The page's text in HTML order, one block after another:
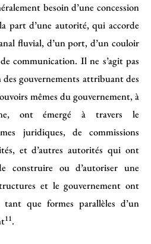
besoin d’une concession
part d’une autorité, qui accorde
fluvial, d’un port, d’un couloir
communication. Il ne s’agit pas
gouvernements attribuant des
mêmes du gouvernement, à
ont émergé à travers le
juridiques, de commissions
et d’autres autorités qui ont
construire ou d’autoriser une
et le gouvernement ont
que formes parallèles d’un
11.